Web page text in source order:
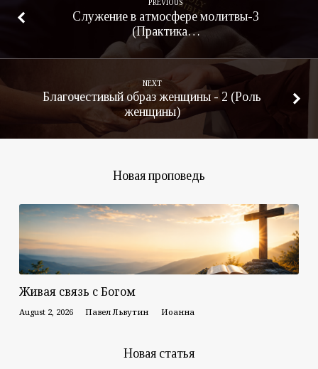
PREVIOUS
Служение в атмосфере молитвы-3
(Практика…
NEXT
Благочестивый образ женщины - 2 (Роль
женщины)
Новая проповедь
Живая связь с Богом
August 2, 2026 Павел Львутин Иоанна
Новая статья